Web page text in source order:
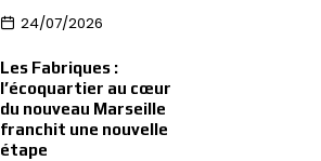
24/07/2026
Les Fabriques :
l’écoquartier au cœur
du nouveau Marseille
franchit une nouvelle
étape